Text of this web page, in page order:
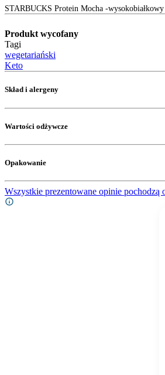
STARBUCKS Protein Mocha -
Produkt wycofany
Tagi
wegetariański
Keto
Skład i alergeny
Wartości odżywcze
Opakowanie
Wszystkie prezentowane opinie